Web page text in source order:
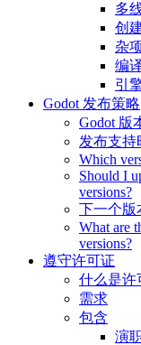
多
创
杂
编
引
Godot 发布策略
Godot 版
发布支持
Which
Should I
versions?
下一个版
What are
versions?
遵守许可证
什么是许
需求
包含
演